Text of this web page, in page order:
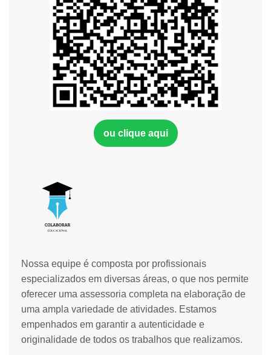
Nossa equipe é composta por profissionais
especializados em diversas áreas, o que nos permite
oferecer uma assessoria completa na elaboração de
uma ampla variedade de atividades. Estamos
empenhados em garantir a autenticidade e
originalidade de todos os trabalhos que realizamos.
ou clique aqui